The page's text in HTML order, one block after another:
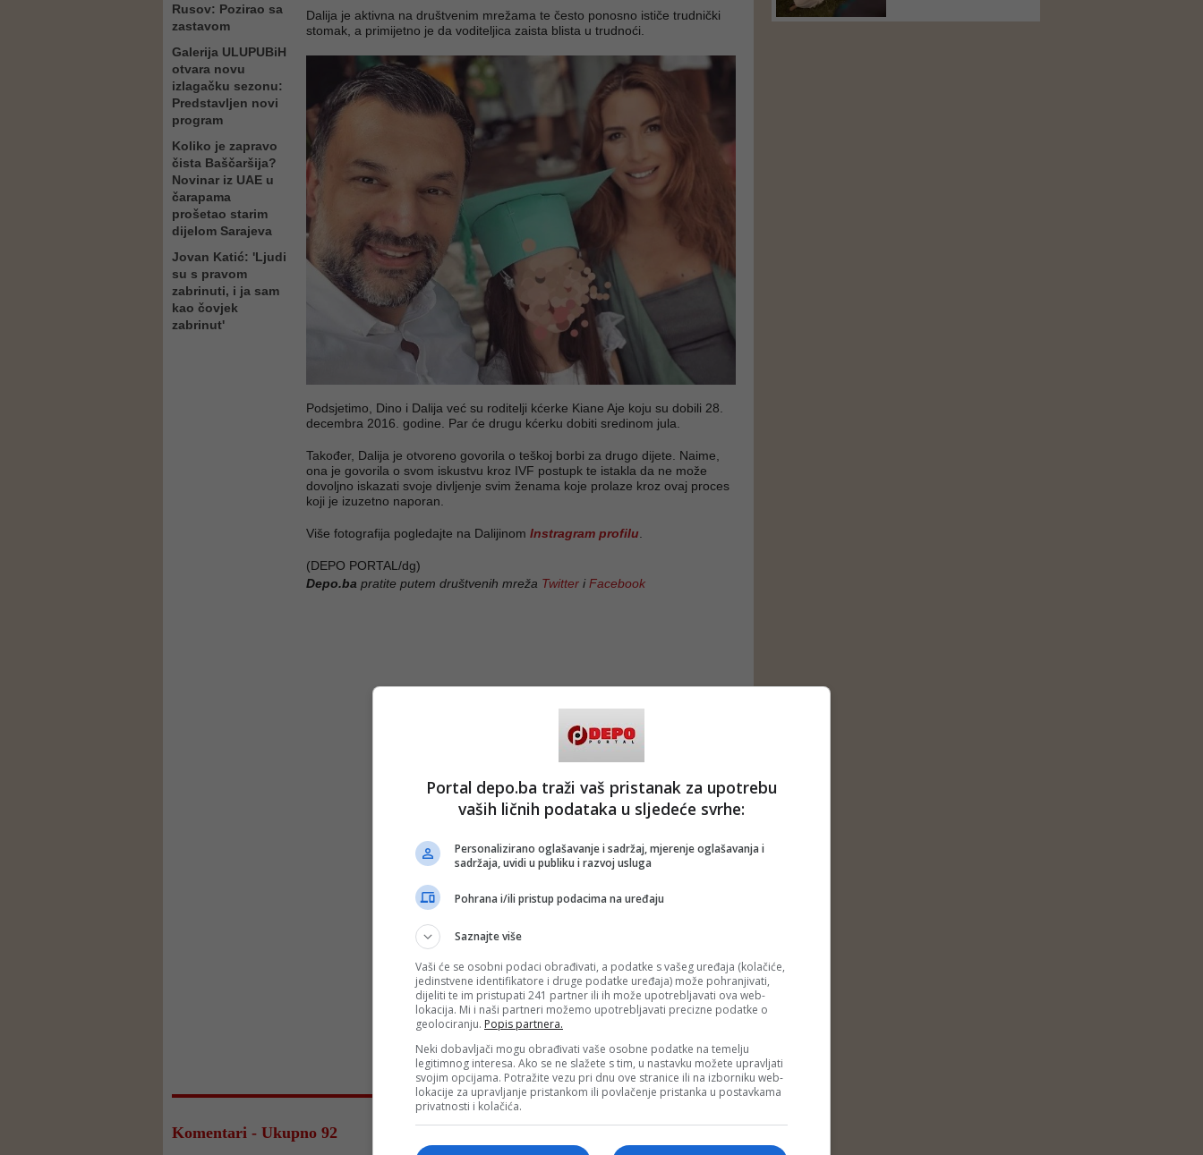
Rusov: Pozirao sa
zastavom
Galerija ULUPUBiH
otvara novu
izlagačku sezonu:
Predstavljen novi
program
Koliko je zapravo
čista Baščaršija?
Novinar iz UAE u
čarapama
prošetao starim
dijelom Sarajeva
Jovan Katić: 'Ljudi
su s pravom
zabrinuti, i ja sam
kao čovjek
zabrinut'
Dalija je aktivna na društvenim mrežama te često ponosno ističe trudnički
stomak, a primijetno je da voditeljica zaista blista u trudnoći.
Podsjetimo, Dino i Dalija već su roditelji kćerke Kiane Aje koju su dobili 28.
decembra 2016. godine. Par će drugu kćerku dobiti sredinom jula.
Također, Dalija je otvoreno govorila o teškoj borbi za drugo dijete. Naime,
ona je govorila o svom iskustvu kroz IVF postupk te istakla da ne može
dovoljno iskazati svoje divljenje svim ženama koje prolaze kroz ovaj proces
koji je izuzetno naporan.
Više fotografija pogledajte na Dalijinom Instragram profilu
(DEPO PORTAL/dg)
Depo.ba pratite putem društvenih mreža Twitter iFacebook
Komentari - Ukupno 92
Portal depo.ba traži vaš pristanak za upotrebu
vaših ličnih podataka u sljedeće svrhe:
Personalizirano oglašavanje i sadržaj, mjerenje oglašavanja i
sadržaja, uvidi u publiku i razvoj usluga
Pohrana i/ili pristup podacima na uređaju
Saznajte više
Vaši će se osobni podaci obrađivati, a podatke s vašeg uređaja (kolačiće,
jedinstvene identifikatore i druge podatke uređaja) može pohranjivati,
dijeliti te im pristupati 241 partner ili ih može upotrebljavati ova web-
lokacija. Mi i naši partneri možemo upotrebljavati precizne podatke o
geolociranju. Popis partnera.
Neki dobavljači mogu obrađivati vaše osobne podatke na temelju
legitimnog interesa. Ako se ne slažete s tim, u nastavku možete upravljati
svojim opcijama. Potražite vezu pri dnu ove stranice ili na izborniku web-
lokacije za upravljanje pristankom ili povlačenje pristanka u postavkama
privatnosti i kolačića.